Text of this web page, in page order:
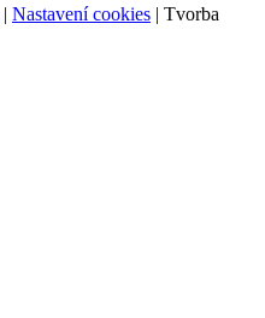
| Nastavení cookies | Tvorba